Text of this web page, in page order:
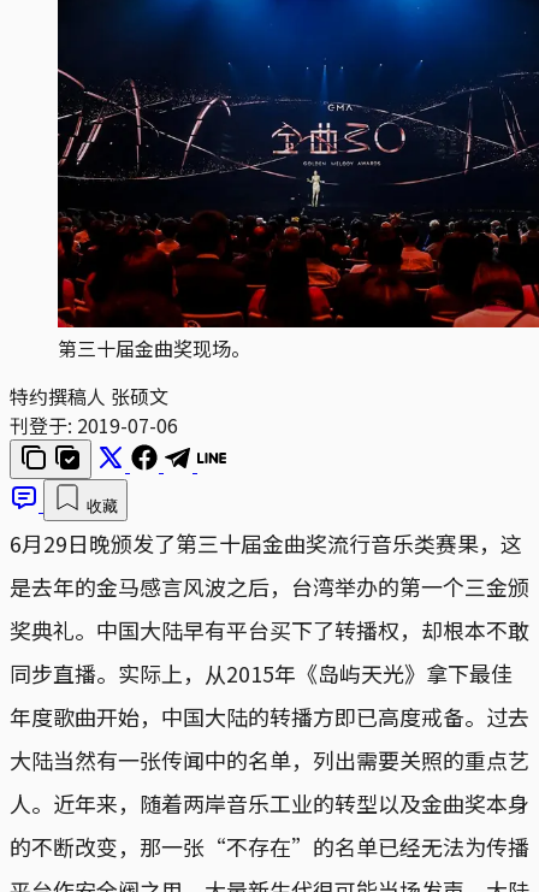
第三十届金曲奖现场。
特约撰稿人 张硕文
刊登于: 2019-07-06
收藏
6月29日晚颁发了第三十届金曲奖流行音乐类赛果，这
是去年的金马感言风波之后，台湾举办的第一个三金颁
奖典礼。中国大陆早有平台买下了转播权，却根本不敢
同步直播。实际上，从2015年《岛屿天光》拿下最佳
年度歌曲开始，中国大陆的转播方即已高度戒备。过去
大陆当然有一张传闻中的名单，列出需要关照的重点艺
人。近年来，随着两岸音乐工业的转型以及金曲奖本身
的不断改变，那一张“不存在”的名单已经无法为传播